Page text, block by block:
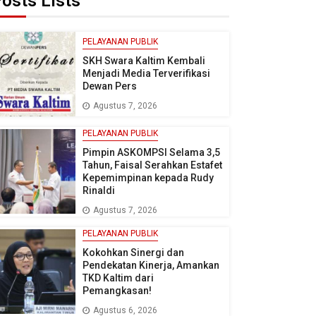
PELAYANAN PUBLIK
SKH Swara Kaltim Kembali
Menjadi Media Terverifikasi
Dewan Pers
Agustus 7, 2026
PELAYANAN PUBLIK
Pimpin ASKOMPSI Selama 3,5
Tahun, Faisal Serahkan Estafet
Kepemimpinan kepada Rudy
Rinaldi
Agustus 7, 2026
PELAYANAN PUBLIK
Kokohkan Sinergi dan
Pendekatan Kinerja, Amankan
TKD Kaltim dari
Pemangkasan!
Agustus 6, 2026